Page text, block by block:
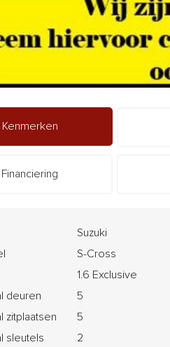
Kenmerken
Financiering
Suzuki
S-Cross
1.6 Exclusive
deuren
5
zitplaatsen
5
sleutels
2